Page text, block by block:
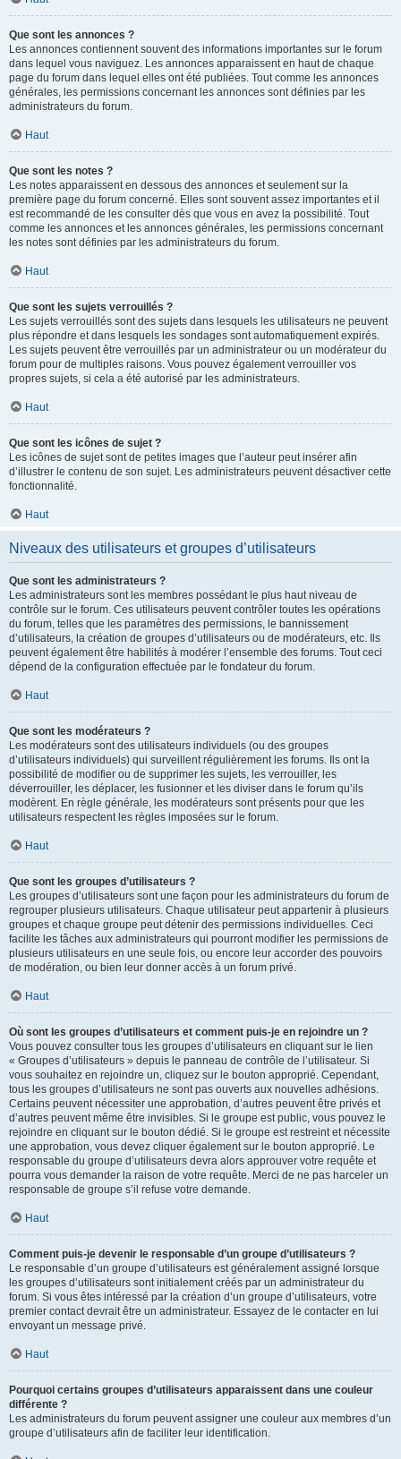
Que sont les annonces ?
Les annonces contiennent souvent des informations importantes sur le forum
dans lequel vous naviguez. Les annonces apparaissent en haut de chaque
page du forum dans lequel elles ont été publiées. Tout comme les annonces
générales, les permissions concernant les annonces sont définies par les
administrateurs du forum.
Haut
Que sont les notes ?
Les notes apparaissent en dessous des annonces et seulement sur la
première page du forum concerné. Elles sont souvent assez importantes et il
est recommandé de les consulter dès que vous en avez la possibilité. Tout
comme les annonces et les annonces générales, les permissions concernant
les notes sont définies par les administrateurs du forum.
Haut
Que sont les sujets verrouillés ?
Les sujets verrouillés sont des sujets dans lesquels les utilisateurs ne peuvent
plus répondre et dans lesquels les sondages sont automatiquement expirés.
Les sujets peuvent être verrouillés par un administrateur ou un modérateur du
forum pour de multiples raisons. Vous pouvez également verrouiller vos
propres sujets, si cela a été autorisé par les administrateurs.
Haut
Que sont les icônes de sujet ?
Les icônes de sujet sont de petites images que l’auteur peut insérer afin
d’illustrer le contenu de son sujet. Les administrateurs peuvent désactiver cette
fonctionnalité.
Haut
Niveaux des utilisateurs et groupes d’utilisateurs
Que sont les administrateurs ?
Les administrateurs sont les membres possédant le plus haut niveau de
contrôle sur le forum. Ces utilisateurs peuvent contrôler toutes les opérations
du forum, telles que les paramètres des permissions, le bannissement
d’utilisateurs, la création de groupes d’utilisateurs ou de modérateurs, etc. Ils
peuvent également être habilités à modérer l’ensemble des forums. Tout ceci
dépend de la configuration effectuée par le fondateur du forum.
Haut
Que sont les modérateurs ?
Les modérateurs sont des utilisateurs individuels (ou des groupes
d’utilisateurs individuels) qui surveillent régulièrement les forums. Ils ont la
possibilité de modifier ou de supprimer les sujets, les verrouiller, les
déverrouiller, les déplacer, les fusionner et les diviser dans le forum qu’ils
modèrent. En règle générale, les modérateurs sont présents pour que les
utilisateurs respectent les règles imposées sur le forum.
Haut
Que sont les groupes d’utilisateurs ?
Les groupes d’utilisateurs sont une façon pour les administrateurs du forum de
regrouper plusieurs utilisateurs. Chaque utilisateur peut appartenir à plusieurs
groupes et chaque groupe peut détenir des permissions individuelles. Ceci
facilite les tâches aux administrateurs qui pourront modifier les permissions de
plusieurs utilisateurs en une seule fois, ou encore leur accorder des pouvoirs
de modération, ou bien leur donner accès à un forum privé.
Haut
Où sont les groupes d’utilisateurs et comment puis-je en rejoindre un ?
Vous pouvez consulter tous les groupes d’utilisateurs en cliquant sur le lien
« Groupes d’utilisateurs » depuis le panneau de contrôle de l’utilisateur. Si
vous souhaitez en rejoindre un, cliquez sur le bouton approprié. Cependant,
tous les groupes d’utilisateurs ne sont pas ouverts aux nouvelles adhésions.
Certains peuvent nécessiter une approbation, d’autres peuvent être privés et
d’autres peuvent même être invisibles. Si le groupe est public, vous pouvez le
rejoindre en cliquant sur le bouton dédié. Si le groupe est restreint et nécessite
une approbation, vous devez cliquer également sur le bouton approprié. Le
responsable du groupe d’utilisateurs devra alors approuver votre requête et
pourra vous demander la raison de votre requête. Merci de ne pas harceler un
responsable de groupe s’il refuse votre demande.
Haut
Comment puis-je devenir le responsable d’un groupe d’utilisateurs ?
Le responsable d’un groupe d’utilisateurs est généralement assigné lorsque
les groupes d’utilisateurs sont initialement créés par un administrateur du
forum. Si vous êtes intéressé par la création d’un groupe d’utilisateurs, votre
premier contact devrait être un administrateur. Essayez de le contacter en lui
envoyant un message privé.
Haut
Pourquoi certains groupes d’utilisateurs apparaissent dans une couleur
différente ?
Les administrateurs du forum peuvent assigner une couleur aux membres d’un
groupe d’utilisateurs afin de faciliter leur identification.